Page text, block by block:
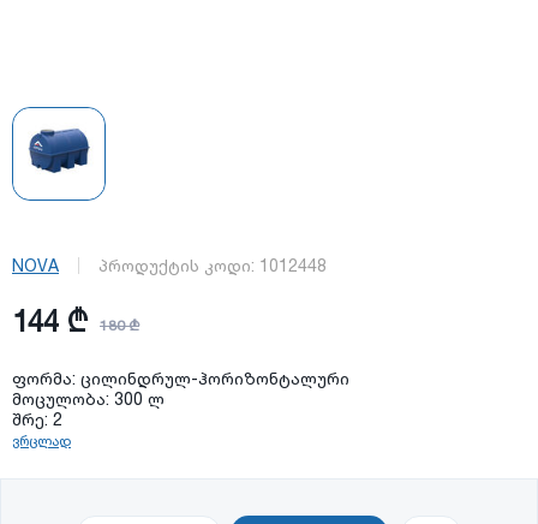
NOVA პროდუქტის კოდი: 1012448
144 ₾ 180 ₾
ფორმა: ცილინდრულ-ჰორიზონტალური
მოცულობა: 300 ლ
შრე: 2
ვრცლად